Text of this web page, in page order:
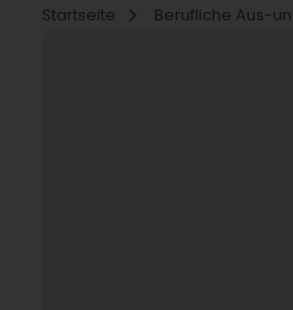
Startseite
Berufliche Aus-